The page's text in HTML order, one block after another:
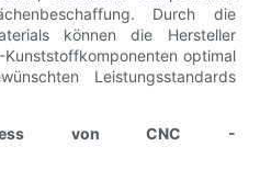
Durch die
können die Hersteller
Kunststoffkomponenten optimal
Leistungsstandards
von CNC -